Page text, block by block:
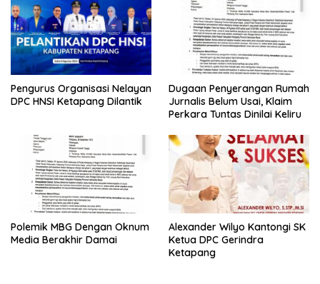
Pengurus Organisasi Nelayan
DPC HNSI Ketapang Dilantik
Dugaan Penyerangan Rumah
Jurnalis Belum Usai, Klaim
Perkara Tuntas Dinilai Keliru
Polemik MBG Dengan Oknum
Media Berakhir Damai
Alexander Wilyo Kantongi SK
Ketua DPC Gerindra
Ketapang